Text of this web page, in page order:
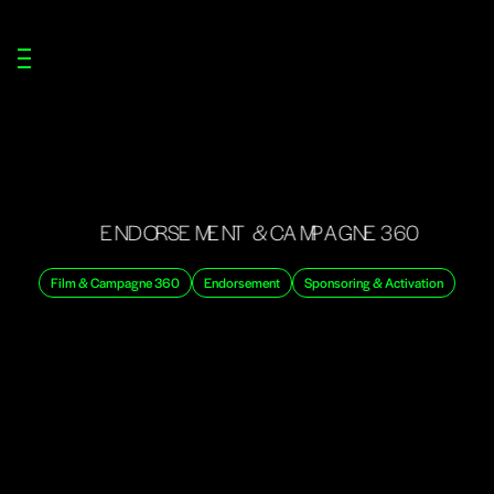
ENDORSEMENT &CAMPAGNE360
Film & Campagne 360 Endorsement Sponsoring & Activation